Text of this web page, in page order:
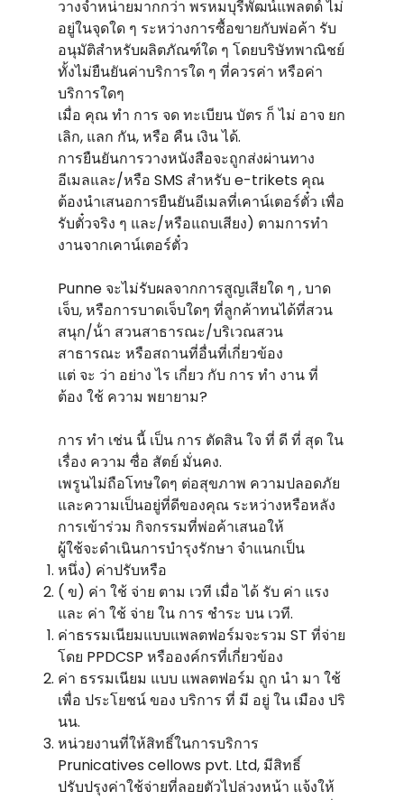
วางจําหน่ายมากกว่า พรหมบุรีพัฒน์แพลตด์ ไม่
อยู่ในจุดใด ๆ ระหว่างการซื้อขายกับพ่อค้า รับ
อนุมัติสําหรับผลิตภัณฑ์ใด ๆ โดยบริษัทพาณิชย์
ทั้งไม่ยืนยันค่าบริการใด ๆ ที่ควรค่า หรือค่า
บริการใดๆ
เมื่อ คุณ ทํา การ จด ทะเบียน บัตร ก็ ไม่ อาจ ยก
เลิก, แลก กัน, หรือ คืน เงิน ได้.
การยืนยันการวางหนังสือจะถูกส่งผ่านทาง
อีเมลและ/หรือ SMS สําหรับ e-trikets คุณ
ต้องนําเสนอการยืนยันอีเมลที่เคาน์เตอร์ตั๋ว เพื่อ
รับตั๋วจริง ๆ และ/หรือแถบเสียง) ตามการทํา
งานจากเคาน์เตอร์ตั๋ว
Punne จะไม่รับผลจากการสูญเสียใด ๆ , บาด
เจ็บ, หรือการบาดเจ็บใดๆ ที่ลูกค้าทนได้ที่สวน
สนุก/น้ํา สวนสาธารณะ/บริเวณสวน
สาธารณะ หรือสถานที่อื่นที่เกี่ยวข้อง
แต่ จะ ว่า อย่าง ไร เกี่ยว กับ การ ทํา งาน ที่
ต้อง ใช้ ความ พยายาม?
การ ทํา เช่น นี้ เป็น การ ตัดสิน ใจ ที่ ดี ที่ สุด ใน
เรื่อง ความ ซื่อ สัตย์ มั่นคง.
เพรูนไม่ถือโทษใดๆ ต่อสุขภาพ ความปลอดภัย
และความเป็นอยู่ที่ดีของคุณ ระหว่างหรือหลัง
การเข้าร่วม กิจกรรมที่พ่อค้าเสนอให้
ผู้ใช้จะดําเนินการบํารุงรักษา จําแนกเป็น
หนึ่ง) ค่าปรับหรือ
( ข) ค่า ใช้ จ่าย ตาม เวที เมื่อ ได้ รับ ค่า แรง
และ ค่า ใช้ จ่าย ใน การ ชําระ บน เวที.
ค่าธรรมเนียมแบบแพลตฟอร์มจะรวม ST ที่จ่าย
โดย PPDCSP หรือองค์กรที่เกี่ยวข้อง
ค่า ธรรมเนียม แบบ แพลตฟอร์ม ถูก นํา มา ใช้
เพื่อ ประโยชน์ ของ บริการ ที่ มี อยู่ ใน เมือง ปริ
นน.
หน่วยงานที่ให้สิทธิ์ในการบริการ
Prunicatives cellows pvt. Ltd, มีสิทธิ์
ปรับปรุงค่าใช้จ่ายที่ลอยตัวไปล่วงหน้า แจ้งให้